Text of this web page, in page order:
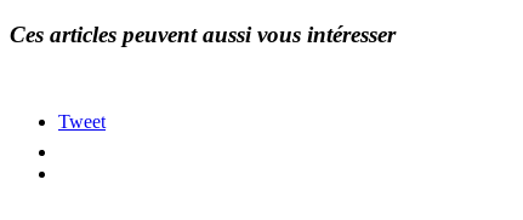
Ces articles peuvent aussi vous intéresser
Tweet